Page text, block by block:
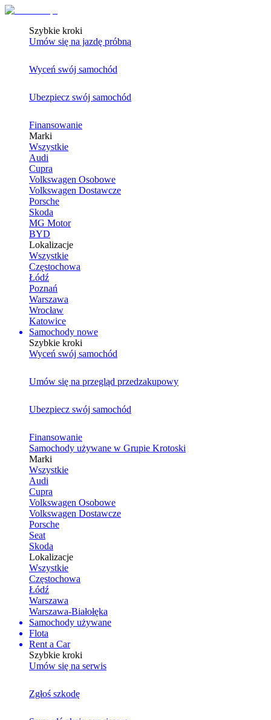
Szybkie kroki
Umów się na jazdę próbną
Wyceń swój samochód
Ubezpiecz swój samochód
Finansowanie
Marki
Wszystkie
Audi
Cupra
Volkswagen Osobowe
Volkswagen Dostawcze
Porsche
Skoda
MG Motor
BYD
Lokalizacje
Wszystkie
Częstochowa
Łódź
Poznań
Warszawa
Wrocław
Katowice
Samochody nowe
Szybkie kroki
Wyceń swój samochód
Umów się na przegląd przedzakupowy
Ubezpiecz swój samochód
Finansowanie
Samochody używane w Grupie Krotoski
Marki
Wszystkie
Audi
Cupra
Volkswagen Osobowe
Volkswagen Dostawcze
Porsche
Seat
Skoda
Lokalizacje
Wszystkie
Częstochowa
Łódź
Warszawa
Warszawa-Białołęka
Samochody używane
Flota
Rent a Car
Szybkie kroki
Umów się na serwis
Zgłoś szkodę